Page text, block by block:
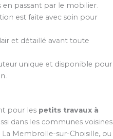
en passant par le mobilier.
est faite avec soin pour
et détaillé avant toute
unique et disponible pour
pour les petits travaux à
dans les communes voisines
La Membrolle-sur-Choisille, ou